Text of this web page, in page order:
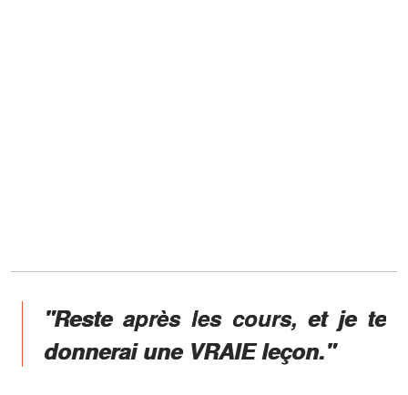
"Reste après les cours, et je te
donnerai une VRAIE leçon."